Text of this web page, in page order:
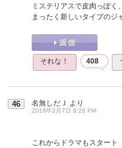
ミステリアスで皮肉っぽく
まったく新しいタイプのジ
それな！ 408
46 名無しだＪ より
2016年2月7日 8:28 PM
これからドラマもスタート